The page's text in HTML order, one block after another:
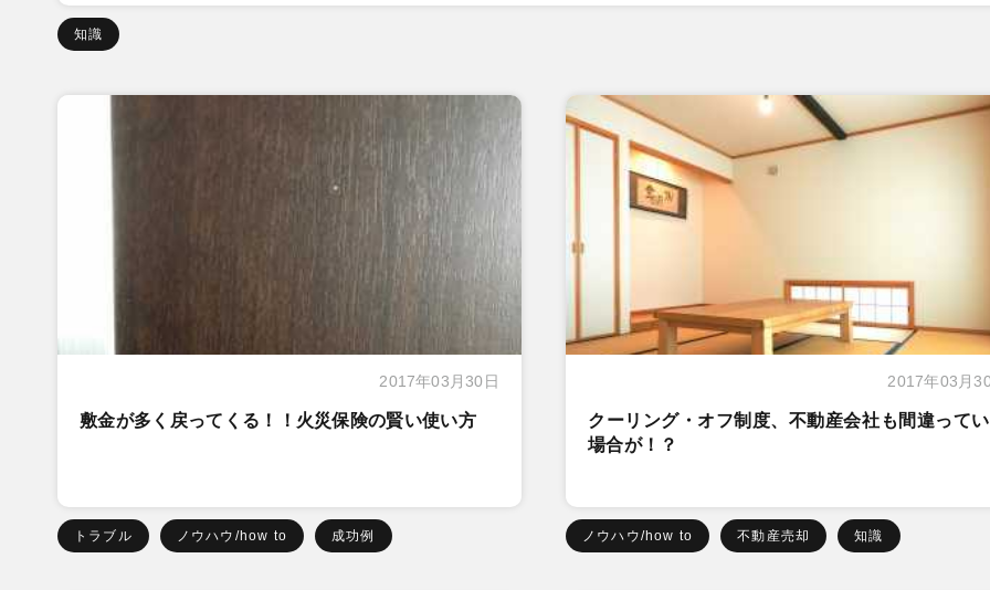
知識
2017年03月30日
敷金が多く戻ってくる！！火災保険の賢い使い方
トラブル ノウハウ/how to 成功例
2017年03月
クーリング・オフ制度、不動産会社も間違って
場合が！？
ノウハウ/how to 不動産売却 知識